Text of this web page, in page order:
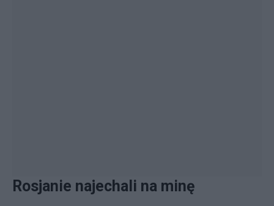
Rosjanie najechali na minę